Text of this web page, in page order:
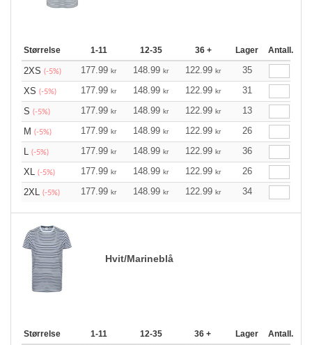
Størrelse 1-11 12-35 36 + Lager Antall.
2XS (-5%) 177.99 kr 148.99 kr 122.99 kr
35
XS (-5%) 177.99 kr 148.99 kr 122.99 kr
31
S (-5%) 177.99 kr 148.99 kr 122.99 kr
13
M (-5%) 177.99 kr 148.99 kr 122.99 kr
26
L (-5%) 177.99 kr 148.99 kr 122.99 kr
36
XL (-5%) 177.99 kr 148.99 kr 122.99 kr
26
2XL (-5%) 177.99 kr 148.99 kr 122.99 kr 34
Hvit/Marineblå
Størrelse 1-11 12-35 36 + Lager Antall.